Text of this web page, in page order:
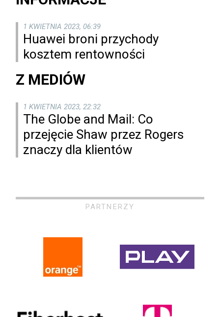
1 KWIETNIA 2023, 06:39
Huawei broni przychody
kosztem rentowności
Z MEDIÓW
1 KWIETNIA 2023, 22:32
The Globe and Mail: Co
przejęcie Shaw przez Rogers
znaczy dla klientów
PARTNERZY